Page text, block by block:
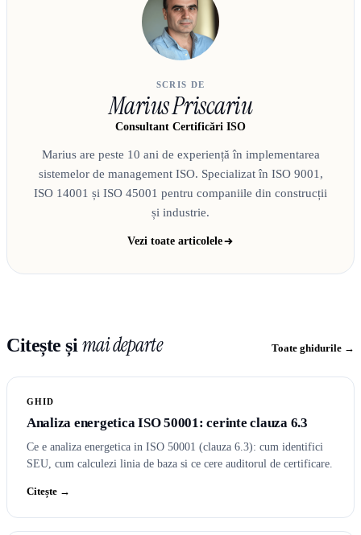
SCRIS DE
Marius Priscariu
Consultant Certificări ISO
Marius are peste 10 ani de experiență în implementarea
sistemelor de management ISO. Specializat în ISO 9001,
ISO 14001 și ISO 45001 pentru companiile din construcții
și industrie.
Vezi toate articolele
Citește și mai departe Toate ghidurile →
GHID
Analiza energetica ISO 50001: cerinte clauza 6.3
Ce e analiza energetica in ISO 50001 (clauza 6.3): cum identifici
SEU, cum calculezi linia de baza si ce cere auditorul de certificare.
Citește →